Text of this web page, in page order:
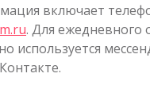
включает
. Для ежедневного
используется